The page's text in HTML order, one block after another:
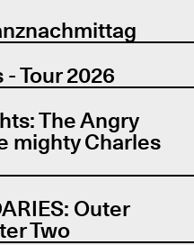
Tour 2026
The Angry
mighty Charles
Outer
Two